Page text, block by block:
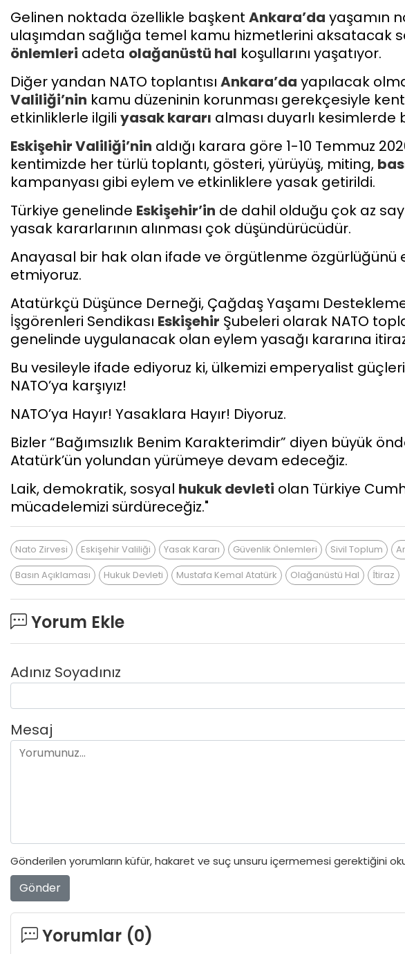
Gelinen noktada özellikle başkent Ankara’da yaşamın
ulaşımdan sağlığa temel kamu hizmetlerini aksatacak
önlemleri adeta olağanüstü hal koşullarını yaşatıyor.
Diğer yandan NATO toplantısı Ankara’da yapılacak
Valiliği’nin kamu düzeninin korunması gerekçesiyle
etkinliklerle ilgili yasak kararı alması duyarlı
EskişehirValiliği’nin aldığı karara göre 1-10 Temmuz
kentimizde her türlü toplantı, gösteri, yürüyüş, miting,
kampanyası gibi eylem ve etkinliklere yasak getirildi.
Türkiye genelinde Eskişehir’in de dahil olduğu çok az
yasak kararlarının alınması çok düşündürücüdür.
Anayasal bir hak olan ifade ve örgütlenme özgürlüğünü
etmiyoruz.
Atatürkçü Düşünce Derneği, Çağdaş Yaşamı
İşgörenleri Sendikası Eskişehir Şubeleri olarak NATO
genelinde uygulanacak olan eylem yasağı kararına
Bu vesileyle ifade ediyoruz ki, ülkemizi emperyalist
NATO’ya karşıyız!
NATO’ya Hayır! Yasaklara Hayır! Diyoruz.
Bizler “Bağımsızlık Benim Karakterimdir” diyen büyük
Atatürk’ün yolundan yürümeye devam edeceğiz.
Laik, demokratik, sosyal hukuk devleti olan Türkiye
mücadelemizi sürdüreceğiz."
Nato Zirvesi Eskişehir Valiliği Yasak Kararı Güvenlik Önlemleri Sivil Toplum
Basın Açıklaması
Hukuk Devleti Mustafa Kemal Atatürk Olağanüstü Hal İtiraz
Yorum Ekle
Adınız Soyadınız
Mesaj
Gönderilen yorumların küfür, hakaret ve suç unsuru içermemesi gerektiğini
Gönder
Yorumlar (0)